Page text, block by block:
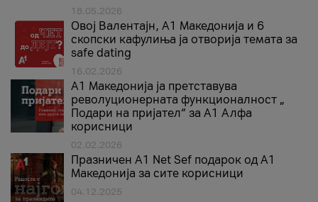
18.05.2026
Овој Валентајн, A1 Македонија и 6
скопски кафулиња ја отворија темата за
safe dating
16.02.2026
А1 Македонија ја претставува
револуционерната функционалност „
Подари на пријател“ за А1 Алфа
корисници
02.02.2026
Празничен A1 Net Sеf подарок од А1
Македонија за сите корисници
04.12.2025